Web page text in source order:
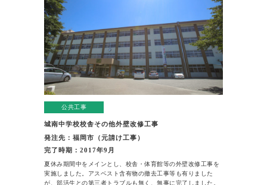
公共工事
城南中学校校舎その他外壁改修工事
発注先：福岡市（元請け工事）
完了時期：2017年9月
夏休み期間中をメインとし、校舎・体育館等の外壁改修工事を
実施しました。アスベスト含有物の撤去工事等も有りました
が、部活生との第三者トラブルも無く、無事に完了しました。